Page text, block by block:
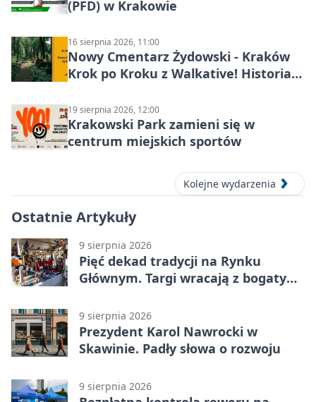
(PFD) w Krakowie
16 sierpnia 2026, 11:00
Nowy Cmentarz Żydowski - Kraków
Krok po Kroku z Walkative! Historia
19 sierpnia 2026, 12:00
Krakowski Park zamieni się w
centrum miejskich sportów
Kolejne wydarzenia
Ostatnie Artykuły
9 sierpnia 2026
Pięć dekad tradycji na Rynku
Głównym. Targi wracają z bogatym
9 sierpnia 2026
Prezydent Karol Nawrocki w
Skawinie. Padły słowa o rozwoju
9 sierpnia 2026